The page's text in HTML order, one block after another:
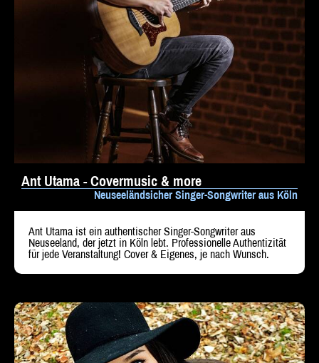
Ant Utama - Covermusic & more
Neuseeländsicher Singer-Songwriter aus Köln
Ant Utama ist ein authentischer Singer-Songwriter aus
Neuseeland, der jetzt in Köln lebt. Professionelle Authentizität
für jede Veranstaltung! Cover & Eigenes, je nach Wunsch.